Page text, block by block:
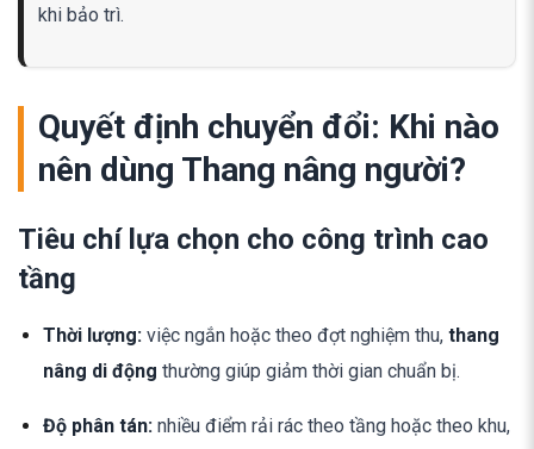
khi bảo trì.
Quyết định chuyển đổi: Khi nào
nên dùng Thang nâng người?
Tiêu chí lựa chọn cho công trình cao
tầng
Thời lượng:việc ngắn hoặc theo đợt nghiệm thu, thang
nâng di động thường giúp giảm thời gian chuẩn bị.
Độ phân tán:nhiều điểm rải rác theo tầng hoặc theo khu,